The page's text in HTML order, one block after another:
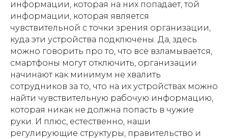
информации, которая на них попадает, той
информации, которая является
чувствительной с точки зрения организации,
куда эти устройства подключены. Да, здесь
можно говорить про то, что всё взламывается,
смартфоны могут отключить, организации
начинают как минимум не хвалить
сотрудников за то, что на их устройствах можно
найти чувствительную рабочую информацию,
которая никак не должна попасть в чужие
руки. И плюс, естественно, наши
регулирующие структуры, правительство и